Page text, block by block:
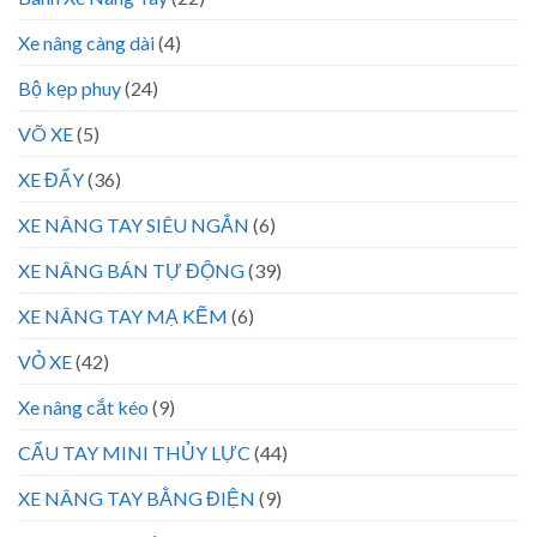
Xe nâng càng dài(4)
Bộ kẹp phuy(24)
VÕ XE(5)
XE ĐẨY(36)
XE NÂNG TAY SIÊU NGẮN (6)
XE NÂNG BÁN TỰ ĐỘNG(39)
XE NÂNG TAY MẠ KẼM (6)
VỎ XE(42)
Xe nâng cắt kéo (9)
CẨU TAY MINI THỦY LỰC (44)
XE NÂNG TAY BẰNG ĐIỆN (9)